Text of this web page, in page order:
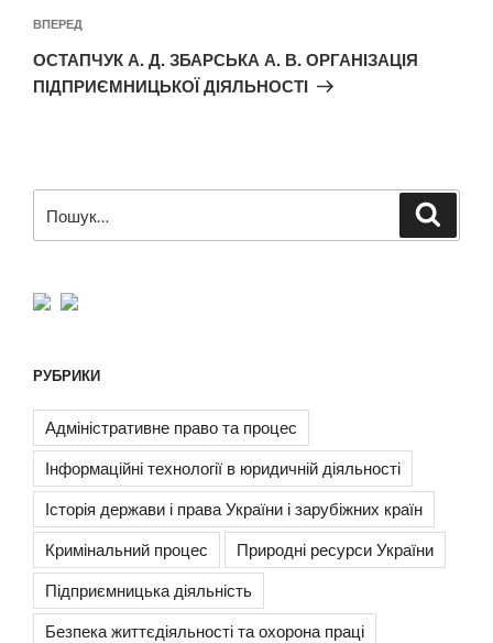
Наступний
запис
ВПЕРЕД
ОСТАПЧУК А. Д. ЗБАРСЬКА А. В. ОРГАНІЗАЦІЯ
ПІДПРИЄМНИЦЬКОЇ ДІЯЛЬНОСТІ
за
РУБРИКИ
Адміністративне право та процес
Інформаційні технології в юридичній діяльності
Історія держави і права України і зарубіжних країн
Кримінальний процес
Природні ресурси України
Підприємницька діяльність
Безпека життєдіяльності та охорона праці